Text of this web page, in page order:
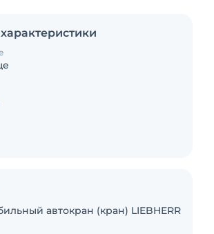
автокран (кран) LIEBHERR